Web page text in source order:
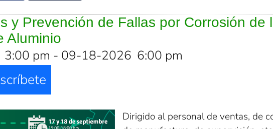
y Prevención de Fallas por Corrosión de
Aluminio
3:00 pm - 09-18-2026 6:00 pm
Dirigido al personal de ventas, de